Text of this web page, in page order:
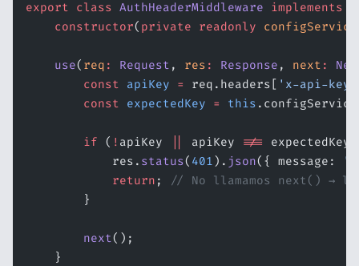
export class AuthHeaderMiddleware implements
    constructor
( private readonly configService
    use
( req : Request , res : Response , next :
        const
apiKey = req.headers[ 'x-api-key'
        const
expectedKey = this
        if
( ! apiKey apiKey !==
            res.
status( 401). json({ message:
            return
;
// No llamamos next() → la
        }
        next
();
    }